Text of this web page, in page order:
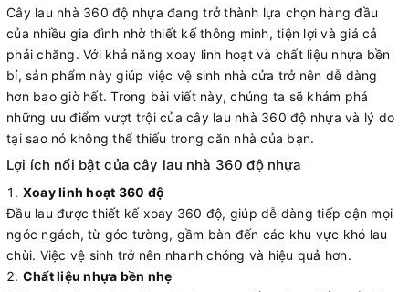
Cây lau nhà 360 độ nhựa đang trở thành lựa chọn hàng đầu
của nhiều gia đình nhờ thiết kế thông minh, tiện lợi và giá cả
phải chăng. Với khả năng xoay linh hoạt và chất liệu nhựa bền
bỉ, sản phẩm này giúp việc vệ sinh nhà cửa trở nên dễ dàng
hơn bao giờ hết. Trong bài viết này, chúng ta sẽ khám phá
những ưu điểm vượt trội của cây lau nhà 360 độ nhựa và lý do
tại sao nó không thể thiếu trong căn nhà của bạn.
Lợi ích nổi bật của cây lau nhà 360 độ nhựa
Xoay linh hoạt 360 độ
Đầu lau được thiết kế xoay 360 độ, giúp dễ dàng tiếp cận mọi
ngóc ngách, từ góc tường, gầm bàn đến các khu vực khó lau
chùi. Việc vệ sinh trở nên nhanh chóng và hiệu quả hơn.
Chất liệu nhựa bền nhẹ